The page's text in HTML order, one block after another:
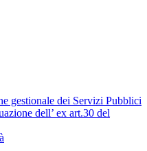
gestionale dei Servizi Pubblici
dell’ ex art.30 del